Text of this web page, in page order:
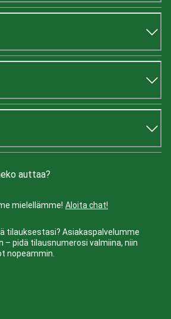
auttaa?
mielellämme! Aloita chat!
tilauksestasi? Asiakaspalvelumme
– pidä tilausnumerosi valmiina, niin
nopeammin.